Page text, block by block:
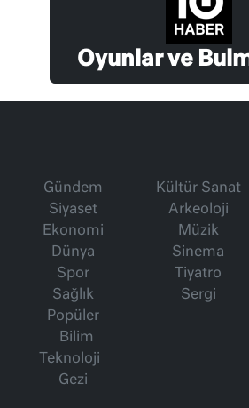
Oyunlar ve
Gündem
Siyaset
Ekonomi
Dünya
Spor
Sağlık
Popüler
Bilim
Teknoloji
Gezi
Kültür Sanat
Arkeoloji
Müzik
Sinema
Tiyatro
Sergi